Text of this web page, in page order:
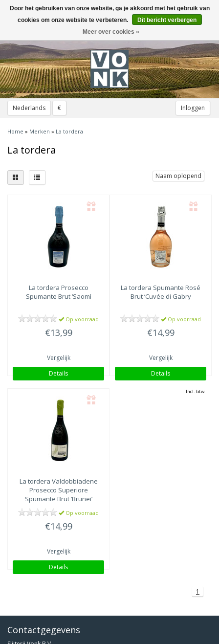
Nederlands € Inloggen
Toggle
navigation
Home » Merken » La tordera
La tordera
Naam oplopend
La tordera Prosecco
Spumante Brut ‘Saomì
Op voorraad
€13,99
Vergelijk
Details
La tordera Spumante Rosé
Brut ‘Cuvée di Gabry
Op voorraad
€14,99
Vergelijk
Details
La tordera Valdobbiadene
Prosecco Superiore
Spumante Brut ‘Brunei’
Op voorraad
€14,99
Vergelijk
Details
Incl. btw
1
Contactgegevens
Door het gebruiken van onze website, ga je akkoord met het gebruik van
cookies om onze website te verbeteren.
Dit bericht verbergen
Meer over cookies »